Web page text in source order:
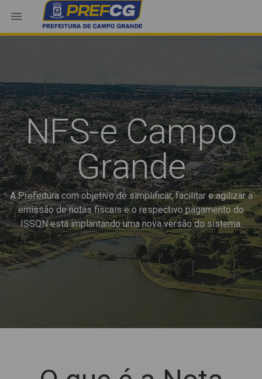
NFS-e Campo
Grande
A Prefeitura com objetivo de simplificar, facilitar e agilizar a
emissão de notas fiscais e o respectivo pagamento do
ISSQN está implantando uma nova versão do sistema.